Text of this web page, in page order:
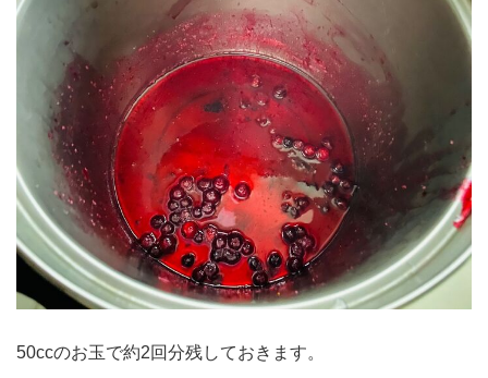
50ccのお玉で約2回分残しておきます。